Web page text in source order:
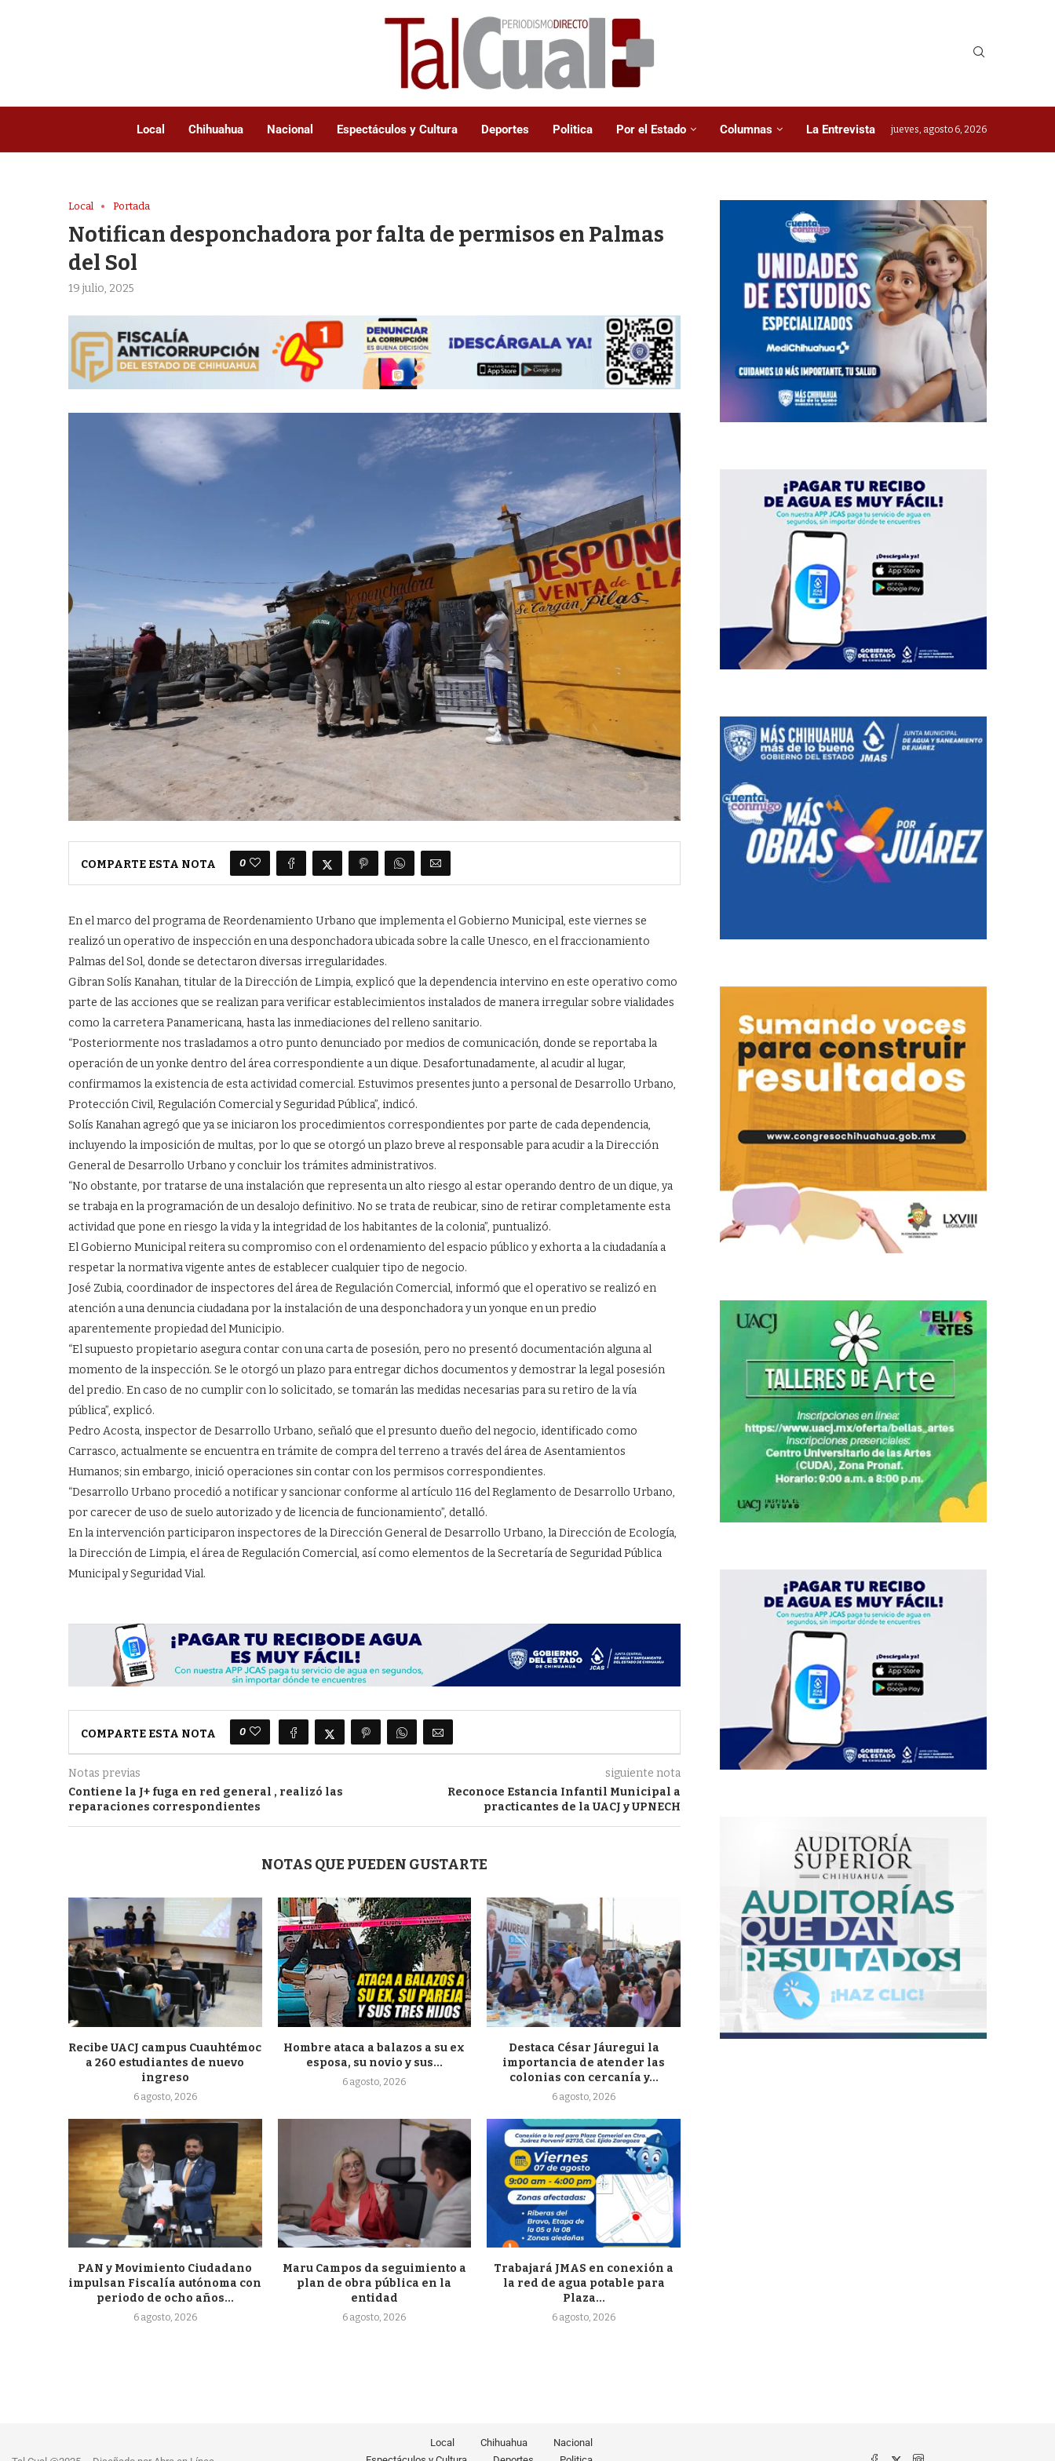
Local Chihuahua Nacional Espectáculos y Cultura Deportes Politica Por el Estado Columnas La Entrevista jueves, agosto 6, 2026
Local Portada
Notifican desponchadora por falta de permisos en Palmas
del Sol
19 julio, 2025
COMPARTE ESTA NOTA 0
En el marco del programa de Reordenamiento Urbano que implementa el Gobierno Municipal, este viernes se
realizó un operativo de inspección en una desponchadora ubicada sobre la calle Unesco, en el fraccionamiento
Palmas del Sol, donde se detectaron diversas irregularidades.
Gibran Solís Kanahan, titular de la Dirección de Limpia, explicó que la dependencia intervino en este operativo como
parte de las acciones que se realizan para verificar establecimientos instalados de manera irregular sobre vialidades
como la carretera Panamericana, hasta las inmediaciones del relleno sanitario.
“Posteriormente nos trasladamos a otro punto denunciado por medios de comunicación, donde se reportaba la
operación de un yonke dentro del área correspondiente a un dique. Desafortunadamente, al acudir al lugar,
confirmamos la existencia de esta actividad comercial. Estuvimos presentes junto a personal de Desarrollo Urbano,
Protección Civil, Regulación Comercial y Seguridad Pública”, indicó.
Solís Kanahan agregó que ya se iniciaron los procedimientos correspondientes por parte de cada dependencia,
incluyendo la imposición de multas, por lo que se otorgó un plazo breve al responsable para acudir a la Dirección
General de Desarrollo Urbano y concluir los trámites administrativos.
“No obstante, por tratarse de una instalación que representa un alto riesgo al estar operando dentro de un dique, ya
se trabaja en la programación de un desalojo definitivo. No se trata de reubicar, sino de retirar completamente esta
actividad que pone en riesgo la vida y la integridad de los habitantes de la colonia”, puntualizó.
El Gobierno Municipal reitera su compromiso con el ordenamiento del espacio público y exhorta a la ciudadanía a
respetar la normativa vigente antes de establecer cualquier tipo de negocio.
José Zubia, coordinador de inspectores del área de Regulación Comercial, informó que el operativo se realizó en
atención a una denuncia ciudadana por la instalación de una desponchadora y un yonque en un predio
aparentemente propiedad del Municipio.
“El supuesto propietario asegura contar con una carta de posesión, pero no presentó documentación alguna al
momento de la inspección. Se le otorgó un plazo para entregar dichos documentos y demostrar la legal posesión
del predio. En caso de no cumplir con lo solicitado, se tomarán las medidas necesarias para su retiro de la vía
pública”, explicó.
Pedro Acosta, inspector de Desarrollo Urbano, señaló que el presunto dueño del negocio, identificado como
Carrasco, actualmente se encuentra en trámite de compra del terreno a través del área de Asentamientos
Humanos; sin embargo, inició operaciones sin contar con los permisos correspondientes.
“Desarrollo Urbano procedió a notificar y sancionar conforme al artículo 116 del Reglamento de Desarrollo Urbano,
por carecer de uso de suelo autorizado y de licencia de funcionamiento”, detalló.
En la intervención participaron inspectores de la Dirección General de Desarrollo Urbano, la Dirección de Ecología,
la Dirección de Limpia, el área de Regulación Comercial, así como elementos de la Secretaría de Seguridad Pública
Municipal y Seguridad Vial.
COMPARTE ESTA NOTA 0
Notas previas
Contiene la J+ fuga en red general , realizó las
reparaciones correspondientes
siguiente nota
Reconoce Estancia Infantil Municipal a
practicantes de la UACJ y UPNECH
NOTAS QUE PUEDEN GUSTARTE
Recibe UACJ campus Cuauhtémoc
a 260 estudiantes de nuevo
ingreso
6 agosto, 2026
Hombre ataca a balazos a su ex
esposa, su novio y sus...
6 agosto, 2026
Destaca César Jáuregui la
importancia de atender las
colonias con cercanía y...
6 agosto, 2026
PAN y Movimiento Ciudadano
impulsan Fiscalía autónoma con
periodo de ocho años...
6 agosto, 2026
Maru Campos da seguimiento a
plan de obra pública en la
entidad
6 agosto, 2026
Trabajará JMAS en conexión a
la red de agua potable para
Plaza...
6 agosto, 2026
Local Chihuahua
Nacional